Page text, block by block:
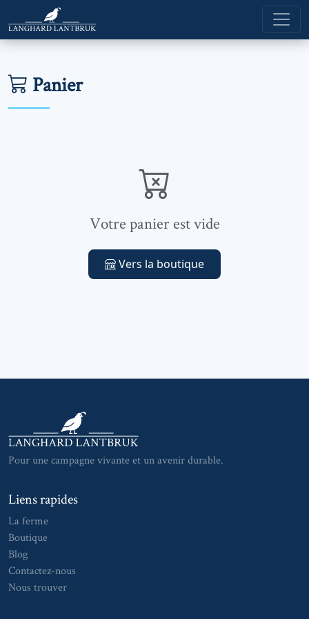
Panier
Votre panier est vide
Vers la boutique
Pour une campagne vivante et un avenir durable.
Liens rapides
La ferme
Boutique
Blog
Contactez-nous
Nous trouver